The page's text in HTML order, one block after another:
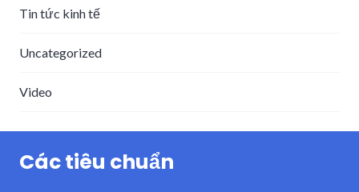
Tin tức kinh tế
Uncategorized
Video
Các tiêu chuẩn